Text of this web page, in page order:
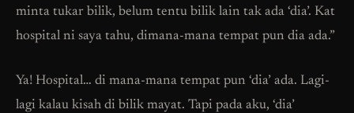
minta tukar bilik, belum tentu bilik lain tak ada ‘dia’. Kat
hospital ni saya tahu, dimana-mana tempat pun dia ada.”
Ya! Hospital… di mana-mana tempat pun ‘dia’ ada. Lagi-
lagi kalau kisah di bilik mayat. Tapi pada aku, ‘dia’